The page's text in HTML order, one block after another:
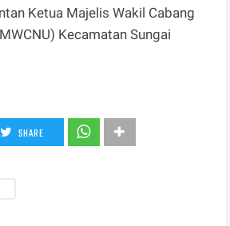
Ketua Majelis Wakil Cabang
Kecamatan Sungai
SHARE